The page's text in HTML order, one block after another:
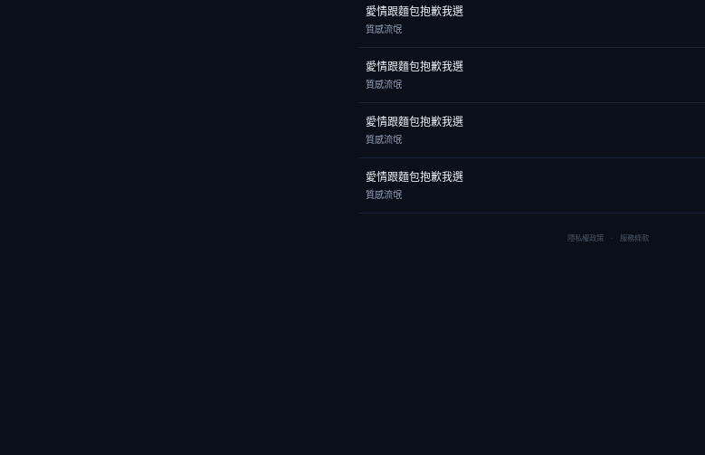
愛情跟麵包抱歉我選
質感流氓
愛情跟麵包抱歉我選
質感流氓
愛情跟麵包抱歉我選
質感流氓
愛情跟麵包抱歉我選
質感流氓
隱私權政策 · 服務條款